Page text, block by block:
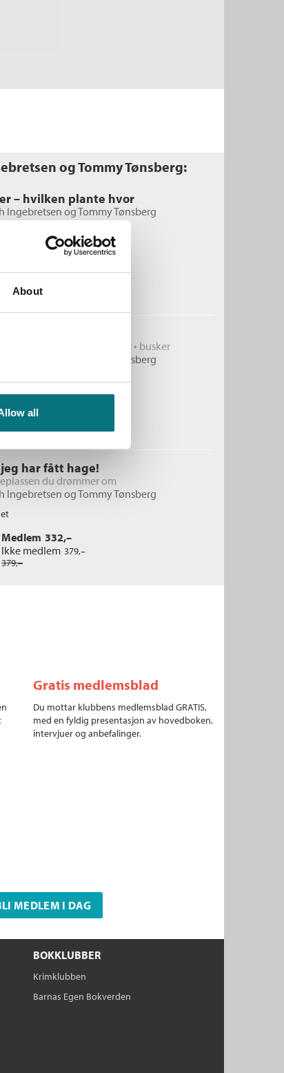
About
all
og Tommy Tønsberg:
– hvilken plante hvor
IngebretsenogTommy Tønsberg
399,–
• grønnsaker • potteplanter • busker
Tommy Tønsberg
Ikke medlem
har fått hage!
du drømmer om
IngebretsenogTommy Tønsberg
Medlem 332,–
Ikke medlem 379,–
379,–
Gratis medlemsblad
Du mottar klubbens medlemsblad GRATIS,
med en fyldig presentasjon av hovedboken,
intervjuer og anbefalinger.
MEDLEM I DAG
BOKKLUBBER
Krimklubben
Barnas Egen Bokverden